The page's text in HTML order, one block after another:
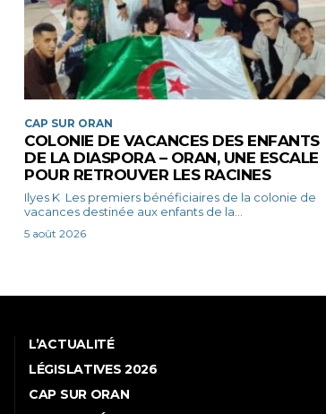
CAP SUR ORAN
COLONIE DE VACANCES DES ENFANTS
DE LA DIASPORA – ORAN, UNE ESCALE
POUR RETROUVER LES RACINES
Ilyes K Les premiers bénéficiaires de la colonie de
vacances destinée aux enfants de la...
5 août 2026
L’ACTUALITÉ
LÉGISLATIVES 2026
CAP SUR ORAN